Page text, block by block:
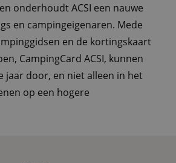
onderhoudt ACSI een nauwe
en campingeigenaren. Mede
en de kortingskaart
CampingCard ACSI, kunnen
jaar door, en niet alleen in het
op een hogere